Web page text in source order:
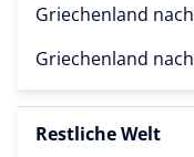
Griechenland nach
Griechenland nach
Restliche Welt